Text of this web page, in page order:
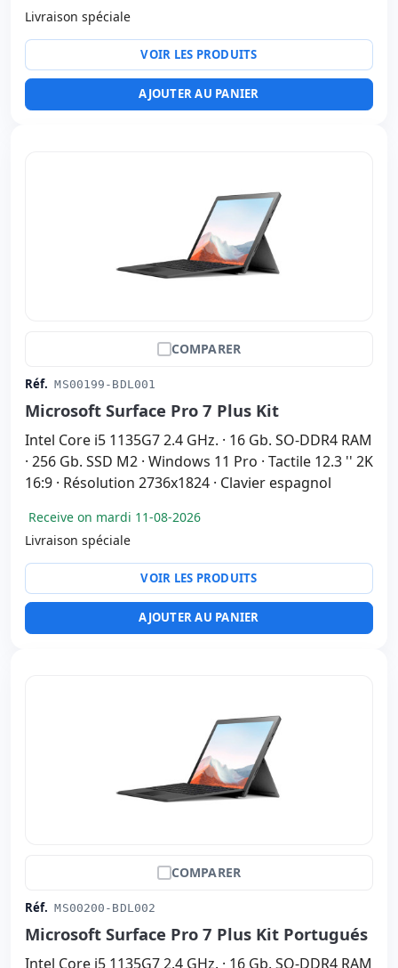
Livraison spéciale
VOIR LES PRODUITS
AJOUTER AU PANIER
COMPARER
Réf. MS00199-BDL001
Microsoft Surface Pro 7 Plus Kit
Intel Core i5 1135G7 2.4 GHz. · 16 Gb. SO-DDR4 RAM
· 256 Gb. SSD M2 · Windows 11 Pro · Tactile 12.3 '' 2K
16:9 · Résolution 2736x1824 · Clavier espagnol
Receive on mardi 11-08-2026
Livraison spéciale
VOIR LES PRODUITS
AJOUTER AU PANIER
COMPARER
Réf. MS00200-BDL002
Microsoft Surface Pro 7 Plus Kit Portugués
Intel Core i5 1135G7 2.4 GHz. · 16 Gb. SO-DDR4 RAM